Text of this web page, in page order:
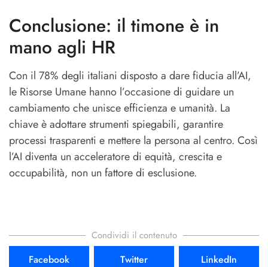
Conclusione: il timone è in
mano agli HR
Con il 78% degli italiani disposto a dare fiducia all’AI,
le Risorse Umane hanno l’occasione di guidare un
cambiamento che unisce efficienza e umanità. La
chiave è adottare strumenti spiegabili, garantire
processi trasparenti e mettere la persona al centro. Così
l’AI diventa un acceleratore di equità, crescita e
occupabilità, non un fattore di esclusione.
Condividi il contenuto
Facebook Twitter LinkedIn